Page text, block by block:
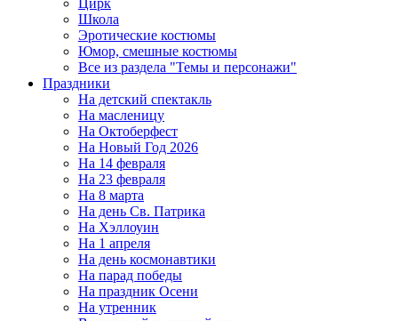
Цирк
Школа
Эротические костюмы
Юмор, смешные костюмы
Все из раздела "Темы и персонажи"
Праздники
На детский спектакль
На масленицу
На Октоберфест
На Новый Год 2026
На 14 февраля
На 23 февраля
На 8 марта
На день Св. Патрика
На Хэллоуин
На 1 апреля
На день космонавтики
На парад победы
На праздник Осени
На утренник